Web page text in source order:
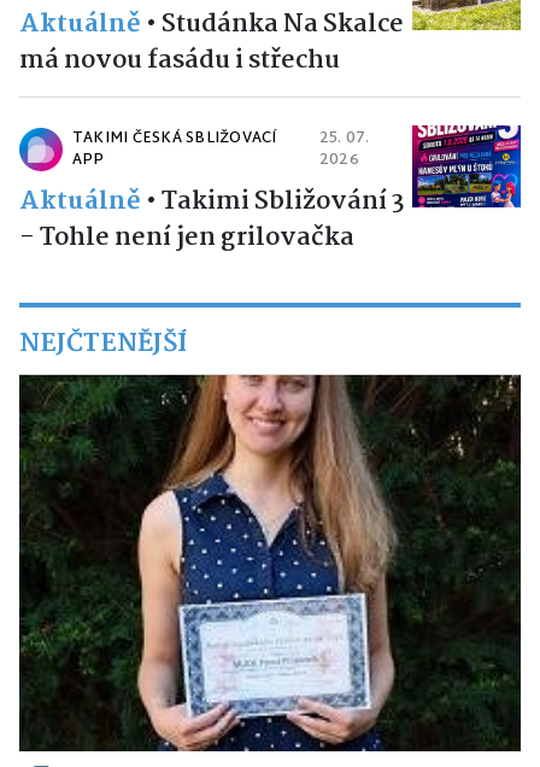
Aktuálně • Studánka Na Skalce
má novou fasádu i střechu
TAKIMI ČESKÁ SBLIŽOVACÍ
APP
25. 07.
2026
Aktuálně •Takimi Sbližování 3
- Tohle není jen grilovačka
NEJČTENĚJŠÍ